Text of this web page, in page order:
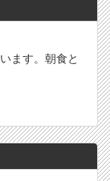
ます。朝食と